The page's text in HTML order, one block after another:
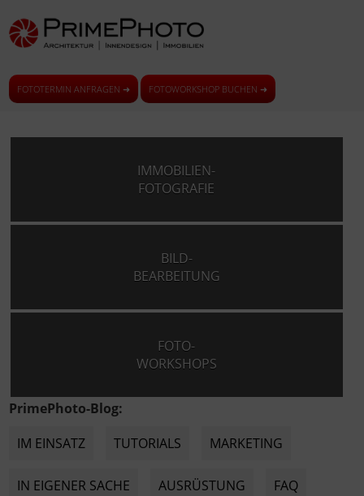
FOTOTERMIN ANFRAGEN ➜ FOTOWORKSHOP BUCHEN ➜
IMMOBILIEN-
FOTOGRAFIE
BILD-
BEARBEITUNG
FOTO-
WORKSHOPS
PrimePhoto-Blog:
IM EINSATZ
TUTORIALS MARKETING
IN EIGENER SACHE AUSRÜSTUNG FAQ